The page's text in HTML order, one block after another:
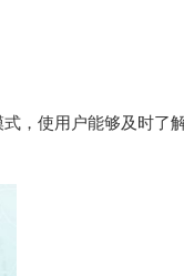
，使用户能够及时了